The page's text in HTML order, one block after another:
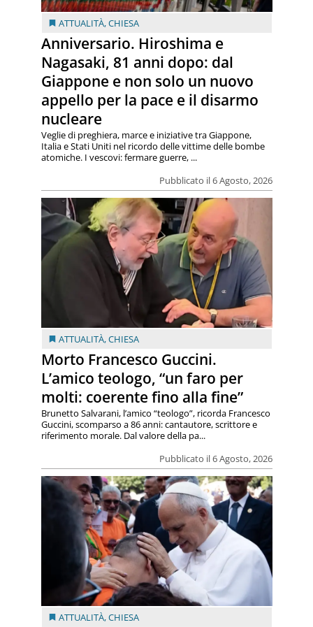
ATTUALITÀ,CHIESA
Anniversario. Hiroshima e
Nagasaki, 81 anni dopo: dal
Giappone e non solo un nuovo
appello per la pace e il disarmo
nucleare
Pubblicato il 6 Agosto, 2026
Veglie di preghiera, marce e iniziative tra Giappone,
Italia e Stati Uniti nel ricordo delle vittime delle bombe
atomiche. I vescovi: fermare guerre, ...
ATTUALITÀ,CHIESA
Morto Francesco Guccini.
L’amico teologo, “un faro per
molti: coerente fino alla fine”
Pubblicato il 6 Agosto, 2026
Brunetto Salvarani, l’amico “teologo”, ricorda Francesco
Guccini, scomparso a 86 anni: cantautore, scrittore e
riferimento morale. Dal valore della pa...
ATTUALITÀ,CHIESA